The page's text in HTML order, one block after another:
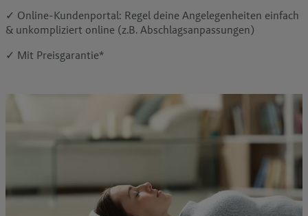
✓ Online-Kundenportal: Regel deine Angelegenheiten einfach
& unkompliziert online (z.B. Abschlagsanpassungen)
✓ Mit Preisgarantie*